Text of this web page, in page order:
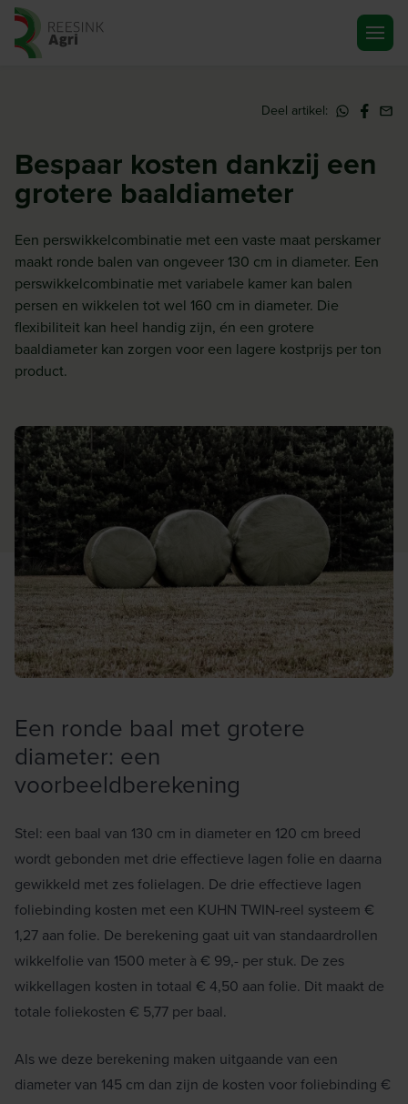
Deel artikel:
Bespaar kosten dankzij een
grotere baaldiameter
Een perswikkelcombinatie met een vaste maat perskamer
maakt ronde balen van ongeveer 130 cm in diameter. Een
perswikkelcombinatie met variabele kamer kan balen
persen en wikkelen tot wel 160 cm in diameter. Die
flexibiliteit kan heel handig zijn, én een grotere
baaldiameter kan zorgen voor een lagere kostprijs per ton
product.
Een ronde baal met grotere
diameter: een
voorbeeldberekening
Stel: een baal van 130 cm in diameter en 120 cm breed
wordt gebonden met drie effectieve lagen folie en daarna
gewikkeld met zes folielagen. De drie effectieve lagen
foliebinding kosten met een KUHN TWIN-reel systeem €
1,27 aan folie. De berekening gaat uit van standaardrollen
wikkelfolie van 1500 meter à € 99,- per stuk. De zes
wikkellagen kosten in totaal € 4,50 aan folie. Dit maakt de
totale foliekosten € 5,77 per baal.
Als we deze berekening maken uitgaande van een
diameter van 145 cm dan zijn de kosten voor foliebinding €